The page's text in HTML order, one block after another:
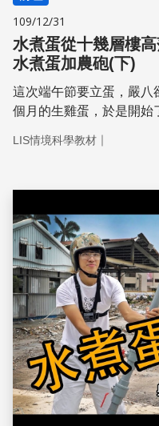
109/12/31
水煮蛋從十幾層樓
水煮蛋加農砲(下)
這次端午節要立蛋，嚴八
個月的生雞蛋，於是開始
經過繁雜的莫爾數、壓
LIS情境科學教材 ｜